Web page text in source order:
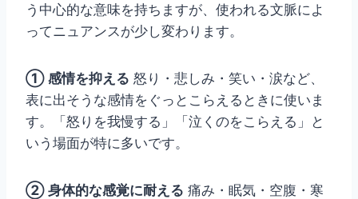
う中心的な意味を持ちますが、使われる文脈によ
ってニュアンスが少し変わります。
① 感情を抑える 怒り・悲しみ・笑い・涙など、
表に出そうな感情をぐっとこらえるときに使いま
す。「怒りを我慢する」「泣くのをこらえる」と
いう場面が特に多いです。
② 身体的な感覚に耐える 痛み・眠気・空腹・寒